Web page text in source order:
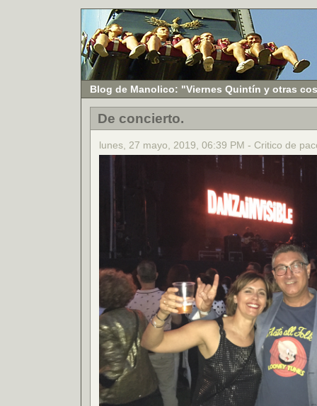
Blog de Manolico: "Viernes Quintín y otras
De concierto.
lunes, 27 mayo, 2019, 06:39 PM - Critico de